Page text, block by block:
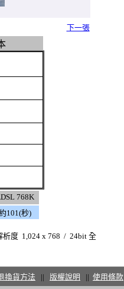
下一張
768K
101(秒)
析度 1,024 x 768 / 24bit 全
換貨方法 || 版權說明 || 使用條款